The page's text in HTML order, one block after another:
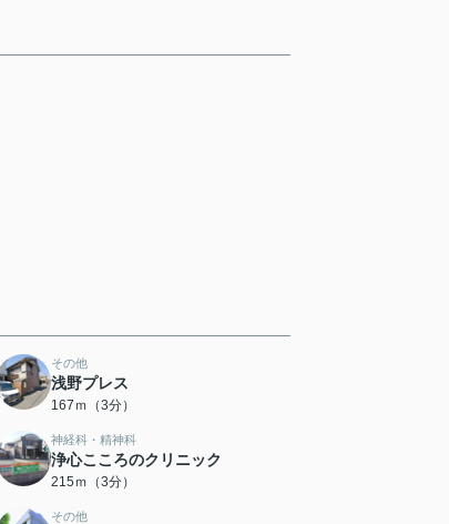
その他
浅野プレス
167ｍ（3分）
神経科・精神科
浄心こころのクリニック
215ｍ（3分）
その他